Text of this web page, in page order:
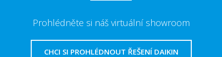
Prohlédněte si náš virtuální showroom
CHCI SI PROHLÉDNOUT ŘEŠENÍ DAIKIN